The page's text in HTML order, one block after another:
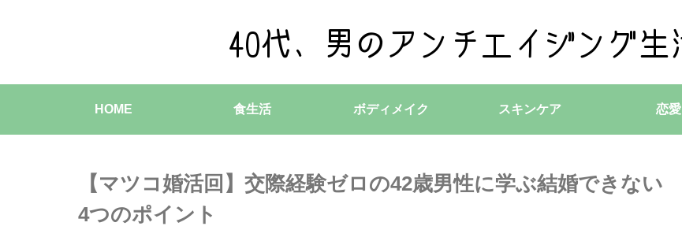
HOME 食生活 ボディメイク スキンケア 恋愛
【マツコ婚活回】交際経験ゼロの42歳男性に学ぶ結婚できない
4つのポイント